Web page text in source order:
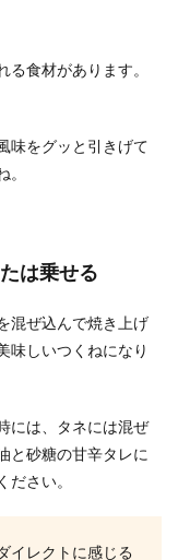
なってきて、今ある食
ジレシピ
食材があります。
味をグッと引きげて
は乗せる
混ぜ込んで焼き上げ
味しいつくねになり
には、タネには混ぜ
と砂糖の甘辛タレに
さい。
イレクトに感じる